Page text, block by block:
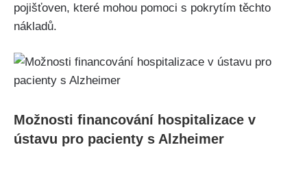
pojišťoven, které mohou pomoci s pokrytím těchto
nákladů.
Možnosti financování hospitalizace v
ústavu pro pacienty s Alzheimer